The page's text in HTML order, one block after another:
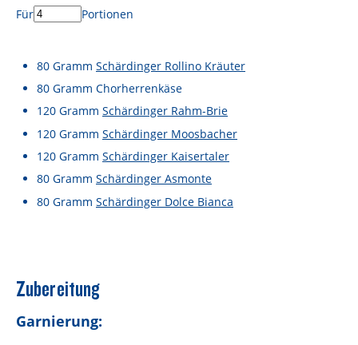
Auf das Mehrwegglas gekommen
Nachhaltigkeitsbericht
Lebensmittel sind kostbar!
Verantwortungsvoller Milchgenuss
Fairer Kakao bei Schärdinger
Für Portionen
80 Gramm Schärdinger Rollino Kräuter
80 Gramm Chorherrenkäse
120 Gramm Schärdinger Rahm-Brie
120 Gramm Schärdinger Moosbacher
120 Gramm Schärdinger Kaisertaler
80 Gramm Schärdinger Asmonte
80 Gramm Schärdinger Dolce Bianca
Zubereitung
Garnierung: